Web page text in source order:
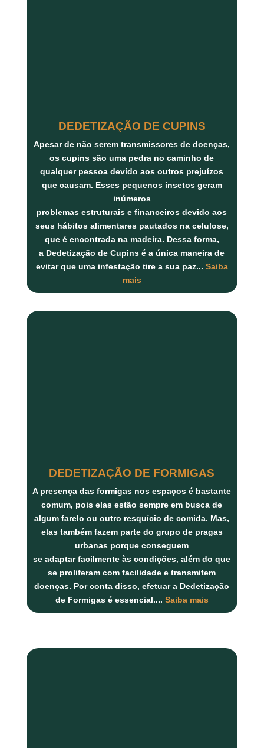
DEDETIZAÇÃO DE CUPINS
Apesar de não serem transmissores de doenças,
oscupins são uma pedra no caminho de
qualquer pessoa devido aos outros prejuízos
que causam. Esses pequenos insetos geram
inúmeros
problemasestruturais efinanceiros devido aos
seus hábitos alimentares pautados na celulose,
que é encontrada na madeira. Dessa forma,
a Dedetização de Cupins é a única maneira de
evitar que uma infestação tire a sua paz... Saiba
mais
DEDETIZAÇÃO DE FORMIGAS
A presença das formigas nos espaços é bastante
comum, pois elas estão sempre em busca de
algum farelo ou outro resquício de comida. Mas,
elas também fazem parte do grupo de pragas
urbanas porque conseguem
se adaptar facilmente às condições, além do que
se proliferam com facilidade e transmitem
doenças. Por conta disso, efetuar a Dedetização
de Formigas é essencial.... Saiba mais